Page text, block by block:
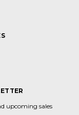
upcoming sales